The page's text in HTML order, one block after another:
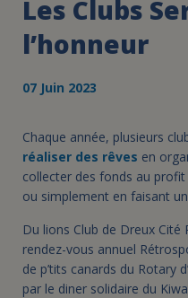
Les Clubs
l’honneur
07 Juin 2023
Chaque année, plusieurs
réaliser des rêves en
collecter des fonds au profit
ou simplement en faisant
Du lions Club de Dreux Cité
rendez-vous annuel
de p’tits canards du Rotary
par le diner solidaire du